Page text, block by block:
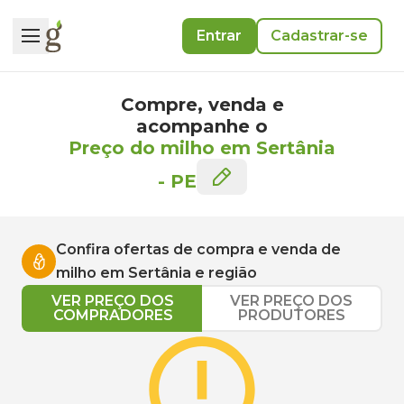
Entrar Cadastrar-se
Compre, venda e
acompanhe o
Preço do milho em Sertânia
- PE
Confira ofertas de compra e venda de
milho em Sertânia e região
VER PREÇO DOS
COMPRADORES
VER PREÇO DOS
PRODUTORES